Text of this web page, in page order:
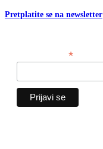
Pretplatite se na newsletter
*